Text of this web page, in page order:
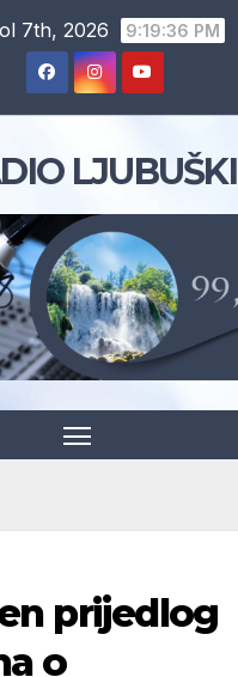
7th, 2026 9:19:37 PM
LJUBUŠKI
prijedlog
o